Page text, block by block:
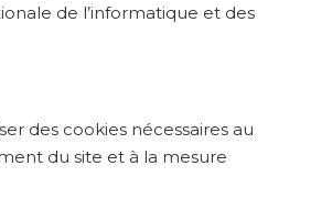
de l’informatique et des
des cookies nécessaires au
du site et à la mesure